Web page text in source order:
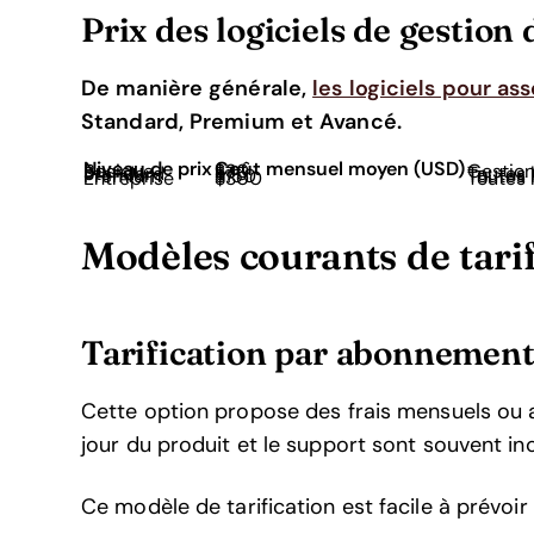
Prix des logiciels de gestion
De manière générale, les logiciels pour
Standard, Premium et Avancé.
Niveau de prixCoût mensuel moyen (USD)
Basique $30
Standard $75 Toutes
Premium $150 Toutes
Entreprise $300 Toutes
Modèles courants de
Tarification par abonnement
Cette option propose des frais mensuels ou
jour du produit et le support sont souvent
Ce modèle de tarification est facile à